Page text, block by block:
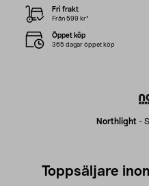
Northlight -
Fri frakt
Från 599 kr*
Öppet köp
365 dagar öppet köp
Toppsäljare